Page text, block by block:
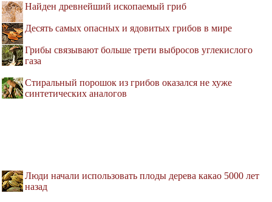
Найден древнейший ископаемый гриб
Десять самых опасных и ядовитых грибов в мире
Грибы связывают больше трети выбросов углекислого
газа
Стиральный порошок из грибов оказался не хуже
синтетических аналогов
Люди начали использовать плоды дерева какао 5000 лет
назад